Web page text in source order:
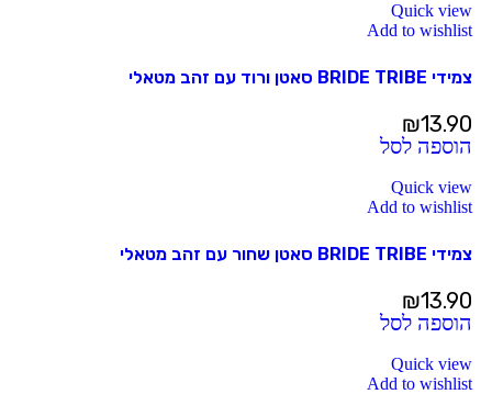
Quick view
Add to wishlist
צמידי BRIDE TRIBE סאטן ורוד עם זהב מטאלי
₪13.90
הוספה לסל
Quick view
Add to wishlist
צמידי BRIDE TRIBE סאטן שחור עם זהב מטאלי
₪13.90
הוספה לסל
Quick view
Add to wishlist